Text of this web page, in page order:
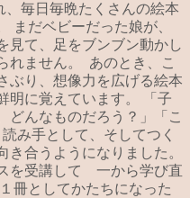
毎日毎晩たくさんの絵本
まだベビーだった娘が、
見て、足をブンブン動かし
れません。 あのとき、こ
ぶり、想像力を広げる絵本
明に覚えています。 「子
どんなものだろう？」「こ
み手として、そしてつく
き合うようになりました。
を受講して 一から学び直
冊としてかたちになった